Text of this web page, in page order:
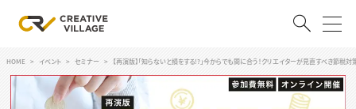
ログイン
HOME イベント セミナー 【再演版】「知らないと損をする!?」今からでも間に合う！クリエイターが見直すべき節税対